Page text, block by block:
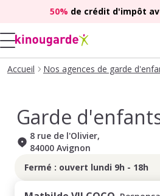
50% de crédit d'impôt
Accueil Nos agences de garde
Garde
8 rue de l'Olivier,
84000 Avignon
Fermé : ouvert lundi 9h - 18h